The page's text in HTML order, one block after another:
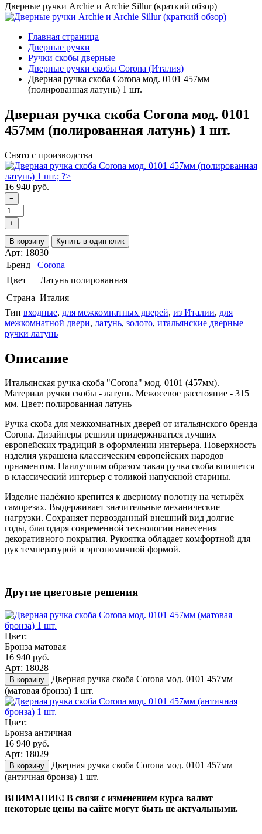
Дверные ручки Archie и Archie Sillur (краткий обзор)
Главная страница
Дверные ручки
Ручки скобы дверные
Дверные ручки скобы Corona (Италия)
Дверная ручка скоба Corona мод. 0101 457мм
(полированная латунь) 1 шт.
Дверная ручка скоба Corona мод. 0101
457мм (полированная латунь) 1 шт.
Снято с производства
16 940 руб.
−
+
В корзину Купить в один клик
Арт: 18030
Бренд
Corona
Цвет
Латунь полированная
Страна Италия
Тип входные, для межкомнатных дверей, из Италии, для
межкомнатной двери, латунь, золото, итальянские дверные
ручки латунь
Описание
Итальянская ручка скоба "Corona" мод. 0101 (457мм).
Материал ручки скобы - латунь. Межосевое расстояние - 315
мм. Цвет: полированная латунь
Ручка скоба для межкомнатных дверей от итальянского бренда
Corona. Дизайнеры решили придерживаться лучших
европейских традиций в оформлении интерьера. Поверхность
изделия украшена классическим европейских народов
орнаментом. Наилучшим образом такая ручка скоба впишется
в классический интерьер с толикой напускной старины.
Изделие надёжно крепится к дверному полотну на четырёх
саморезах. Выдерживает значительные механические
нагрузки. Сохраняет первозданный внешний вид долгие
годы, благодаря современной технологии нанесения
декоративного покрытия. Рукоятка обладает комфортной для
рук температурой и эргономичной формой.
Другие цветовые решения
Цвет:
Бронза матовая
16 940 руб.
Арт: 18028
В корзину
Дверная ручка скоба Corona мод. 0101 457мм
(матовая бронза) 1 шт.
Цвет:
Бронза античная
16 940 руб.
Арт: 18029
В корзину
Дверная ручка скоба Corona мод. 0101 457мм
(античная бронза) 1 шт.
ВНИМАНИЕ! В связи с изменением курса валют
некоторые цены на сайте могут быть не актуальными.